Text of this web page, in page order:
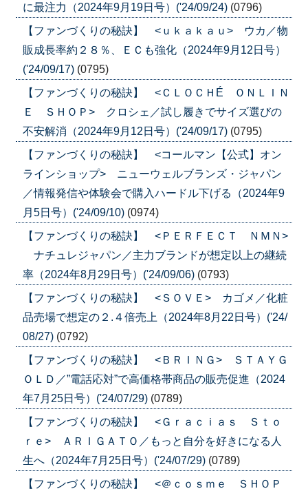
に最注力（2024年9月19日号）('24/09/24) (0796)
【ファンづくりの秘訣】 <ｕｋａｋａｕ> ウカ／物
販成長率約２８％、ＥＣも強化（2024年9月12日号）
('24/09/17) (0795)
【ファンづくりの秘訣】 <ＣＬＯＣＨÉ ＯＮＬＩＮ
Ｅ ＳＨＯＰ> クロシェ／試し履きでサイズ選びの
不安解消（2024年9月12日号）('24/09/17) (0795)
【ファンづくりの秘訣】 <コールマン【公式】オン
ラインショップ> ニューウェルブランズ・ジャパン
／情報発信や体験会で購入ハードル下げる（2024年9
月5日号）('24/09/10) (0974)
【ファンづくりの秘訣】 <ＰＥＲＦＥＣＴ ＮＭＮ>
ナチュレジャパン／主力ブランドが想定以上の継続
率（2024年8月29日号）('24/09/06) (0793)
【ファンづくりの秘訣】 <ＳＯＶＥ> カゴメ／化粧
品売場で想定の２.４倍売上（2024年8月22日号）('24/
08/27) (0792)
【ファンづくりの秘訣】 <ＢＲＩＮＧ> ＳＴＡＹＧ
ＯＬＤ／”電話応対”で高価格帯商品の販売促進（2024
年7月25日号）('24/07/29) (0789)
【ファンづくりの秘訣】 <Ｇｒａｃｉａｓ Ｓｔｏ
ｒｅ> ＡＲＩＧＡＴＯ／もっと自分を好きになる人
生へ（2024年7月25日号）('24/07/29) (0789)
【ファンづくりの秘訣】 <＠ｃｏｓｍｅ ＳＨＯＰ